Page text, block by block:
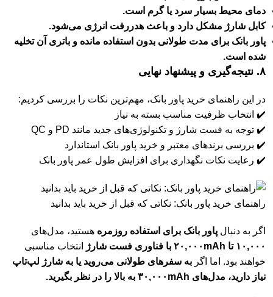
دمای محیط بسیار سرد یا گرم است.
کابل شارژ مشکل دارد و باعث هدررفت انرژی می‌شود.
پاور بانک برای مدت طولانی بدون استفاده مانده و باتری آن تخلیه
شده است.
۸. نتیجه‌گیری و پیشنهاد نهایی
در این راهنمای خرید پاور بانک، مهم‌ترین نکات را بررسی کردیم:
✔️ انتخاب ظرفیت مناسب بسته به نیاز
✔️ توجه به فست شارژ و تکنولوژی‌های جدید مانند PD و QC
✔️ بررسی برندهای معتبر و خرید پاور بانک استاندارد
✔️ رعایت نکات نگهداری برای افزایش طول عمر پاور بانک
راهنمای خرید پاور بانک: نکاتی که قبل از خرید باید بدانید
اگر به دنبال پاور بانک برای استفاده روزمره هستید، مدل‌های
۱۰,۰۰۰ تا ۲۰,۰۰۰mAh با فناوری فست شارژ
انتخاب مناسبی
خواهند بود. اما اگر به سفرهای طولانی می‌روید یا به شارژ لپ‌تاپ
نیاز دارید، مدل‌های ۳۰,۰۰۰mAh به بالا را در نظر بگیرید.